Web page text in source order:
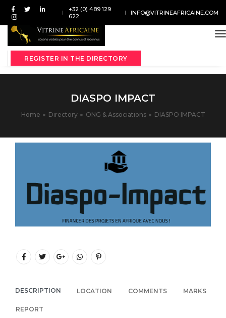
+32 (0) 489 129
622
INFO@VITRINEAFRICAINE.COM
REGISTER IN THE DIRECTORY
DIASPO IMPACT
Home Directory ONG & Associations DIASPO IMPACT
DESCRIPTION LOCATION COMMENTS MARKS
REPORT